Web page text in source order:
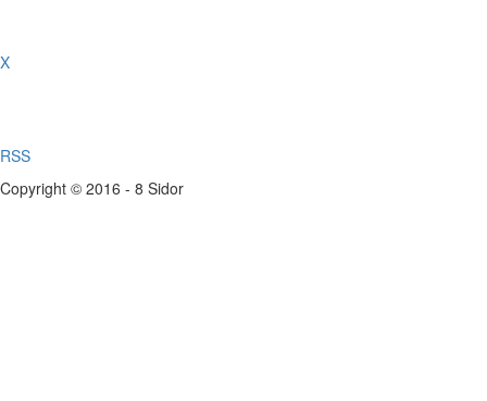
X
RSS
Copyright © 2016 - 8 Sidor